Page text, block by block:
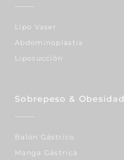
Lipo Vaser
Abdominoplastia
Liposucción
Sobrepeso & Obesidad
Balón Gástrico
Manga Gástrica